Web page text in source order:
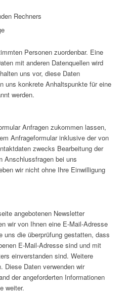
Rechners
Personen zuordenbar. Eine
mit anderen Datenquellen wird
uns vor, diese Daten
uns konkrete Anhaltspunkte für eine
werden.
Anfragen zukommen lassen,
Anfrageformular inklusive der von
zwecks Bearbeitung der
Anschlussfragen bei uns
wir nicht ohne Ihre Einwilligung
angebotenen Newsletter
wir von Ihnen eine E-Mail-Adresse
uns die überprüfung gestatten, dass
E-Mail-Adresse sind und mit
einverstanden sind. Weitere
Diese Daten verwenden wir
der angeforderten Informationen
weiter.